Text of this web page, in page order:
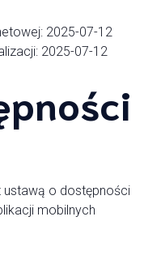
2025-07-12
2025-07-12
ustawą o dostępności
mobilnych